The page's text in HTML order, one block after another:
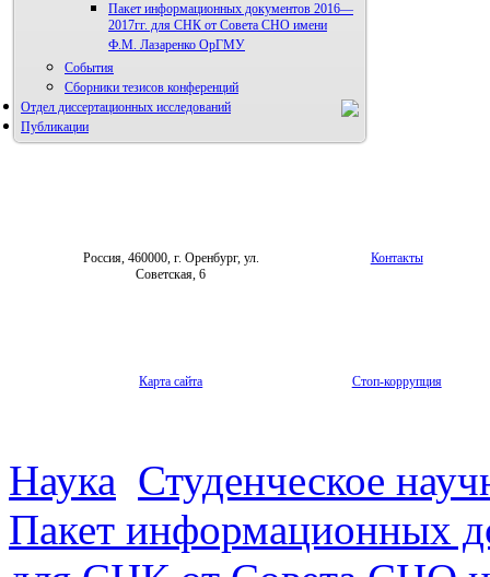
Пакет информационных документов 2016—
2017гг. для СНК от Совета СНО имени
Ф.М. Лазаренко ОрГМУ
События
Сборники тезисов конференций
Отдел диссертационных исследований
Публикации
Россия, 460000, г. Оренбург, ул.
Советская, 6
Контакты
Карта сайта Стоп-коррупция
Наука Студенческое
Пакет информационных